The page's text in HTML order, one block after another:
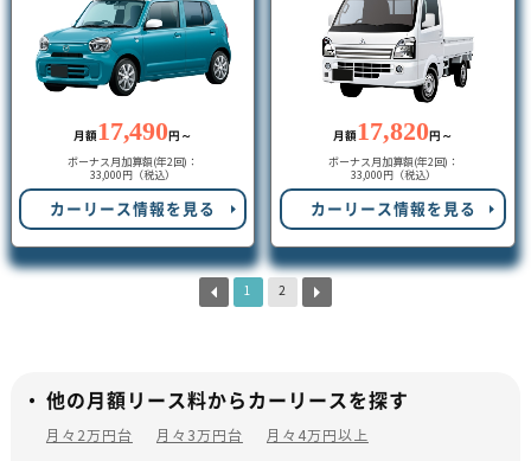
月額 17,490 円～
ボーナス月加算額(年2回)：
33,000円（税込）
カーリース情報を見る
月額 17,820 円～
ボーナス月加算額(年2回)：
33,000円（税込）
カーリース情報を見る
1 2
他の月額リース料からカーリースを探す
月々2万円台 月々3万円台 月々4万円以上